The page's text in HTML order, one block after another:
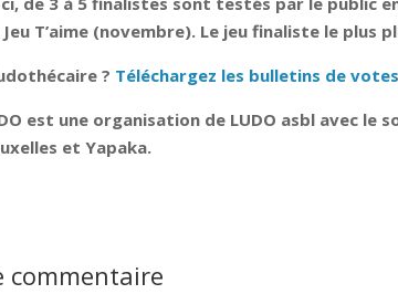
T’aime (novembre). Le jeu finaliste le plus
? Téléchargez les bulletins de
est une organisation de LUDO asbl avec
et Yapaka.
commentaire